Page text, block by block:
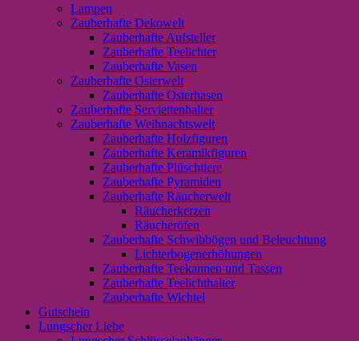
Lampen
Zauberhafte Dekowelt
Zauberhafte Aufsteller
Zauberhafte Teelichter
Zauberhafte Vasen
Zauberhafte Osterwelt
Zauberhafte Osterhasen
Zauberhafte Serviettenhalter
Zauberhafte Weihnachtswelt
Zauberhafte Holzfiguren
Zauberhafte Keramikfiguren
Zauberhafte Plüschtiere
Zauberhafte Pyramiden
Zauberhafte Räucherwelt
Räucherkerzen
Räucheröfen
Zauberhafte Schwibbögen und Beleuchtung
Lichterbogenerhöhungen
Zauberhafte Teekannen und Tassen
Zauberhafte Teelichthalter
Zauberhafte Wichtel
Gutschein
Lungscher Liebe